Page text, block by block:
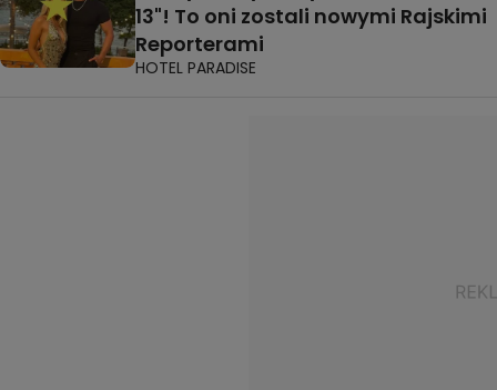
13"! To oni zostali nowymi Rajskimi
Reporterami
HOTEL PARADISE